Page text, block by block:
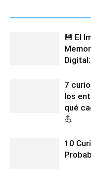
💾 El
7
los
qué
💪
10